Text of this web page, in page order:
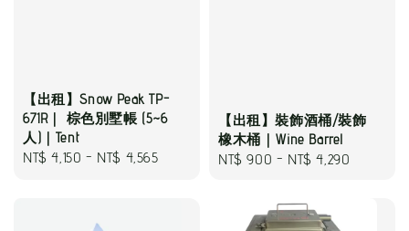
【出租】Snow Peak TP-
671R｜ 棕色別墅帳 (5~6
人)｜Tent
Regular
NT$ 4,150 - NT$ 4,565
【出租】裝飾酒桶/裝飾
橡木桶｜Wine Barrel
Regular
NT$ 900 - NT$ 4,290